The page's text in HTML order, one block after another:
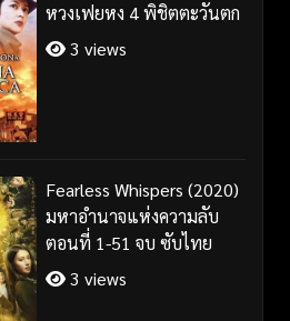
หวงเฟยหง 4 พิชิตตะวันตก
3 views
Fearless Whispers (2020)
มหาอำนาจแห่งความลับ
ตอนที่ 1-51 จบ ซับไทย
3 views